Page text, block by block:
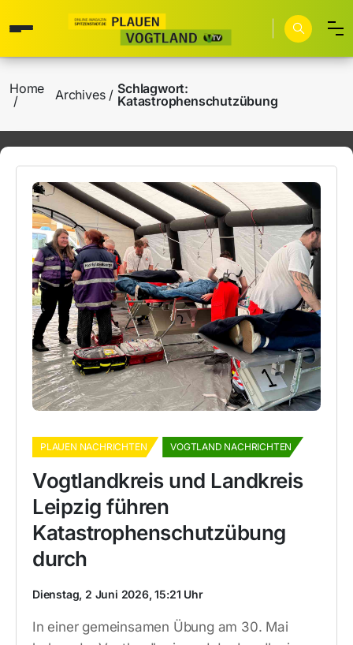
Home Archives
Schlagwort:
Katastrophenschutzübung
PLAUEN NACHRICHTEN VOGTLAND NACHRICHTEN
Vogtlandkreis und Landkreis
Leipzig führen
Katastrophenschutzübung
durch
Dienstag, 2 Juni 2026, 15:21 Uhr
In einer gemeinsamen Übung am 30. Mai